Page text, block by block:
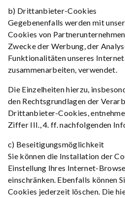
b) Drittanbieter-Cookies
Gegebenenfalls werden mit
Cookies von
Zwecke der Werbung, der
Funktionalitäten unseres
zusammenarbeiten, verwendet.
Die Einzelheiten hierzu,
den Rechtsgrundlagen der
Drittanbieter-Cookies,
Ziffer III., 4. ff. nachfolgenden
c) Beseitigungsmöglichkeit
Sie können die Installation der
Einstellung Ihres Internet-
einschränken. Ebenfalls können
Cookies jederzeit löschen. Die